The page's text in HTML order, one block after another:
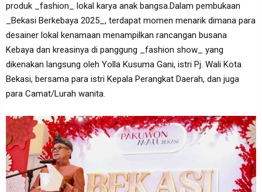
produk _fashion_ lokal karya anak bangsa.Dalam pembukaan
_Bekasi Berkebaya 2025_, terdapat momen menarik dimana para
desainer lokal kenamaan menampilkan rancangan busana
Kebaya dan kreasinya di panggung _fashion show_ yang
dikenakan langsung oleh Yolla Kusuma Gani, istri Pj. Wali Kota
Bekasi, bersama para istri Kepala Perangkat Daerah, dan juga
para Camat/Lurah wanita.